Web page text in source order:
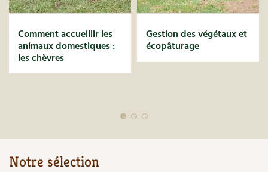
Comment accueillir les
animaux domestiques :
les chèvres
Gestion des végétaux et
écopâturage
Notre sélection